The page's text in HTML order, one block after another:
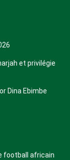
et privilégie
Dina Ebimbe
football africain